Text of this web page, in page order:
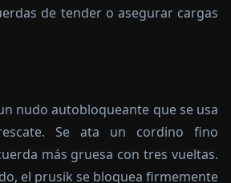
de tender o asegurar cargas
nudo autobloqueante que se usa
Se ata un cordino fino
más gruesa con tres vueltas.
el prusik se bloquea firmemente